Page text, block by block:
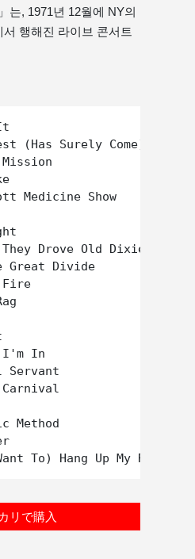
는, 1971년 12월에 NY의
행해진 라이브 콘서트
(Has Surely Come)
Medicine Show
Drove Old Dixie Down
Great Divide
Fire
I'm In
Servant
Method
リで購入